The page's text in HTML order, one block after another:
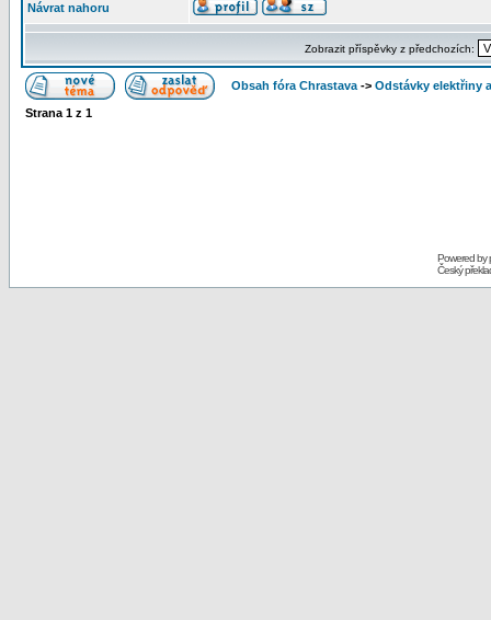
Návrat nahoru
Zobrazit příspěvky z předchozích:
Obsah fóra Chrastava -> Odstávky elektřiny
Strana 1 z 1
Powered by
Český